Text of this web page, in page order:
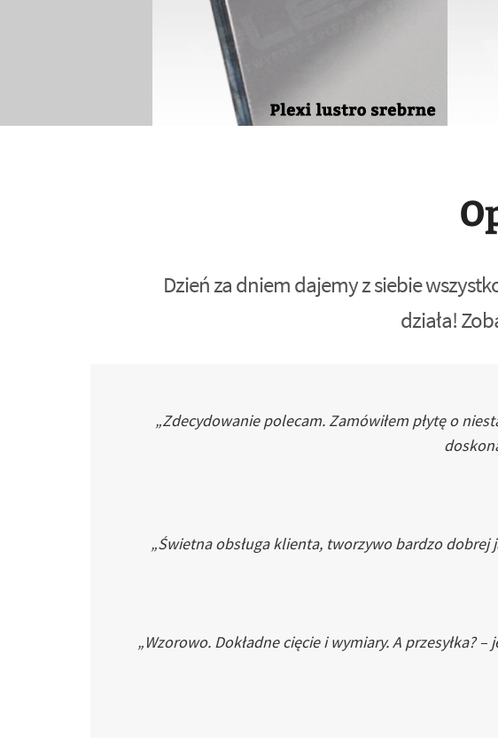
Dzień za dniem dajemy z siebie
działa!
„Zdecydowanie polecam. Zamówiłem płytę o
„Świetna obsługa klienta, tworzywo bardzo dobrej
„Wzorowo. Dokładne cięcie i wymiary. A